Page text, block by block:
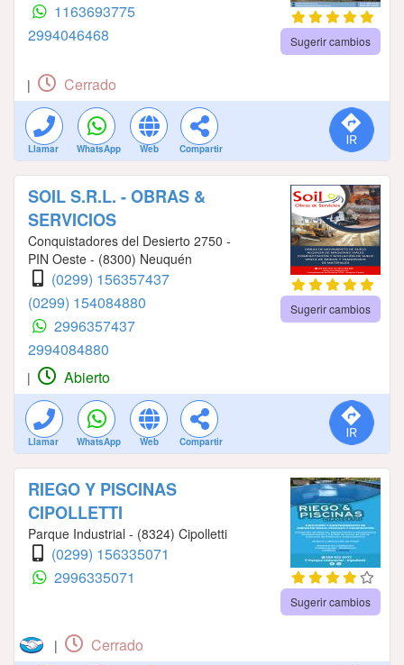
1163693775
2994046468
Sugerir cambios
| Cerrado
Llamar WhatsApp Web Compartir
SOIL S.R.L. - OBRAS &
SERVICIOS
Conquistadores del Desierto 2750 -
PIN Oeste - (8300) Neuquén
(0299) 156357437
(0299) 154084880
2996357437
2994084880
Sugerir cambios
| Abierto
Llamar WhatsApp Web Compartir
RIEGO Y PISCINAS
CIPOLLETTI
Parque Industrial - (8324) Cipolletti
(0299) 156335071
2996335071
Sugerir cambios
| Cerrado